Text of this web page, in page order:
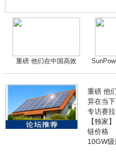
重磅 他们在中国高效
重磅 他
异在当
专访赛
【独家
链价格
10GW